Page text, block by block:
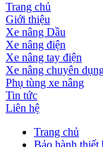
Trang chủ
Giới thiệu
Xe nâng Dầu
Xe nâng điện
Xe nâng tay điện
Xe nâng chuyên
Phụ tùng xe nâng
Tin tức
Liên hệ
Trang chủ
Bảo hành